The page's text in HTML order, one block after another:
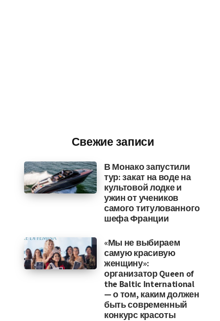
Свежие записи
В Монако запустили
тур: закат на воде на
культовой лодке и
ужин от учеников
самого титулованного
шефа Франции
«Мы не выбираем
самую красивую
женщину»:
организатор Queen of
the Baltic International
— о том, каким должен
быть современный
конкурс красоты